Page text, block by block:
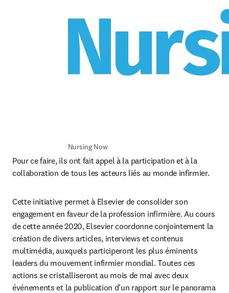
Nursing Now
Pour ce faire, ils ont fait appel à la participation et à la
collaboration de tous les acteurs liés au monde infirmier.
Cette initiative permet à Elsevier de consolider son
engagement en faveur de la profession infirmière. Au cours
de cette année 2020, Elsevier coordonne conjointement la
création de divers articles, interviews et contenus
multimédia, auxquels participeront les plus éminents
leaders du mouvement infirmier mondial. Toutes ces
actions se cristalliseront au mois de mai avec deux
événements et la publication d'un rapport sur le panorama